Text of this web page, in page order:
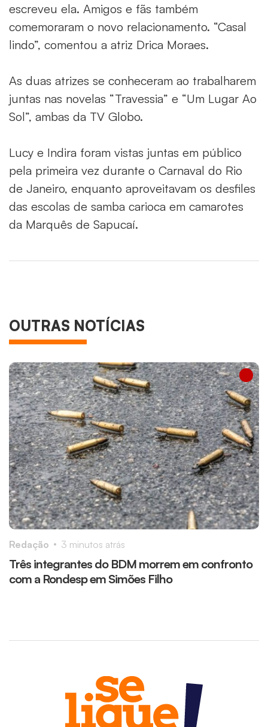
escreveu ela. Amigos e fãs também
comemoraram o novo relacionamento. “Casal
lindo”, comentou a atriz Drica Moraes.
As duas atrizes se conheceram ao trabalharem
juntas nas novelas “Travessia” e “Um Lugar Ao
Sol”, ambas da TV Globo.
Lucy e Indira foram vistas juntas em público
pela primeira vez durante o Carnaval do Rio
de Janeiro, enquanto aproveitavam os desfiles
das escolas de samba carioca em camarotes
da Marquês de Sapucaí.
OUTRAS NOTÍCIAS
Três integrantes do BDM morrem em confronto
com a Rondesp em Simões Filho
Redação 3 minutos atrás